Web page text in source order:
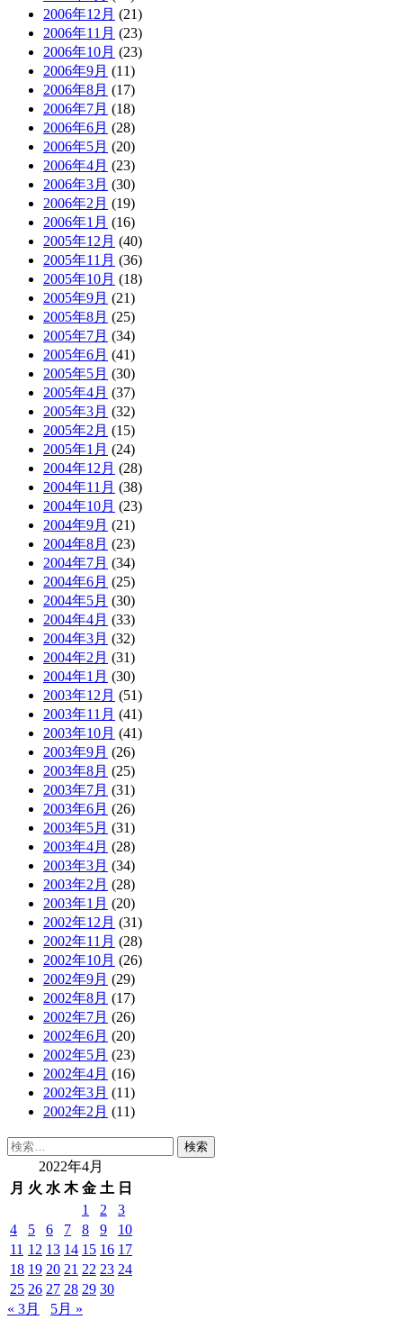
2006年12月 (21)
2006年11月 (23)
2006年10月 (23)
2006年9月 (11)
2006年8月 (17)
2006年7月 (18)
2006年6月 (28)
2006年5月 (20)
2006年4月 (23)
2006年3月 (30)
2006年2月 (19)
2006年1月 (16)
2005年12月 (40)
2005年11月 (36)
2005年10月 (18)
2005年9月 (21)
2005年8月 (25)
2005年7月 (34)
2005年6月 (41)
2005年5月 (30)
2005年4月 (37)
2005年3月 (32)
2005年2月 (15)
2005年1月 (24)
2004年12月 (28)
2004年11月 (38)
2004年10月 (23)
2004年9月 (21)
2004年8月 (23)
2004年7月 (34)
2004年6月 (25)
2004年5月 (30)
2004年4月 (33)
2004年3月 (32)
2004年2月 (31)
2004年1月 (30)
2003年12月 (51)
2003年11月 (41)
2003年10月 (41)
2003年9月 (26)
2003年8月 (25)
2003年7月 (31)
2003年6月 (26)
2003年5月 (31)
2003年4月 (28)
2003年3月 (34)
2003年2月 (28)
2003年1月 (20)
2002年12月 (31)
2002年11月 (28)
2002年10月 (26)
2002年9月 (29)
2002年8月 (17)
2002年7月 (26)
2002年6月 (20)
2002年5月 (23)
2002年4月 (16)
2002年3月 (11)
2002年2月 (11)
検
2022年4月
月 火 水 木 金 土 日
1
2
3
4
5 6 7 8 9
10
11 12 13 14 15 16 17
18 19 20 21 22 23 24
25 26 27 28 29 30
« 3月
5月 »